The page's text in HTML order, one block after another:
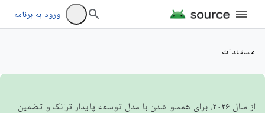
ورود به برنامه
مستندات
از سال ۲۰۲۶، برای همسو شدن با مدل توسعه پایدار ترانک و تضمین